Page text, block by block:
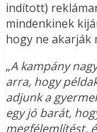
indított)
mindenkinek
hogy ne akarják
„A kampány
arra, hogy
adjunk a
egy jó barát,
megfélemlítést,